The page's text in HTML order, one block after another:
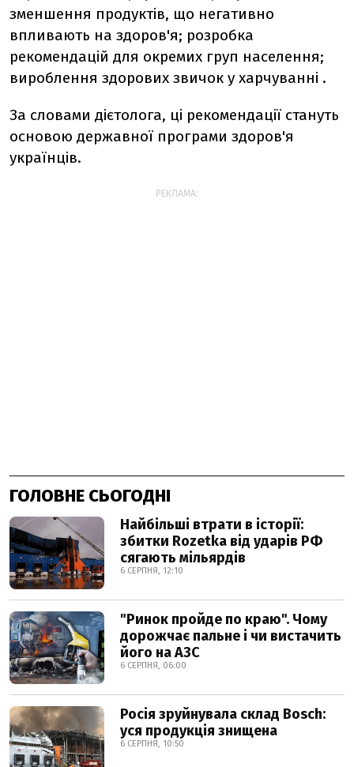
зменшення продуктів, що негативно
впливають на здоров'я; розробка
рекомендацій для окремих груп населення;
вироблення здорових звичок у харчуванні .
За словами дієтолога, ці рекомендації стануть
основою державної програми здоров'я
українців.
РЕКЛАМА:
ГОЛОВНЕ СЬОГОДНІ
Найбільші втрати в історії:
збитки Rozetka від ударів РФ
сягають мільярдів
6 СЕРПНЯ, 12:10
"Ринок пройде по краю". Чому
дорожчає пальне і чи вистачить
його на АЗС
6 СЕРПНЯ, 06:00
Росія зруйнувала склад Bosch:
уся продукція знищена
6 СЕРПНЯ, 10:50